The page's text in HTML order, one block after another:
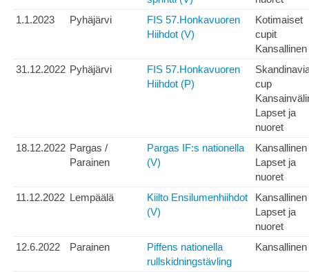
1.1.2023
Pyhäjärvi
FIS 57.Honkavuoren
Hiihdot (V)
Kotimaiset
cupit
Kansallinen
31.12.2022 Pyhäjärvi
FIS 57.Honkavuoren
Hiihdot (P)
cup
Lapset ja
nuoret
18.12.2022 Pargas /
Parainen
Pargas IF:s nationella
(V)
Kansallinen
Lapset ja
nuoret
11.12.2022 Lempäälä
Kiilto Ensilumenhiihdot
(V)
Kansallinen
Lapset ja
nuoret
12.6.2022
Parainen
Piffens nationella
rullskidningstävling
Kansallinen